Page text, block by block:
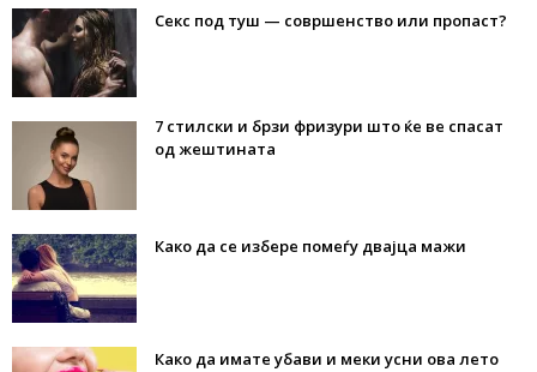
Секс под туш — совршенство или пропаст?
7 стилски и брзи фризури што ќе ве спасат
од жештината
Како да се избере помеѓу двајца мажи
Како да имате убави и меки усни ова лето